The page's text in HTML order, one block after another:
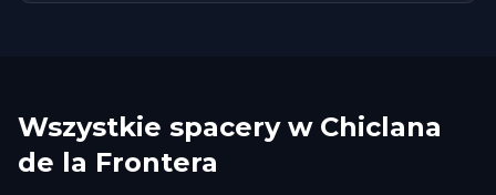
Wszystkie spacery w Chiclana
de la Frontera